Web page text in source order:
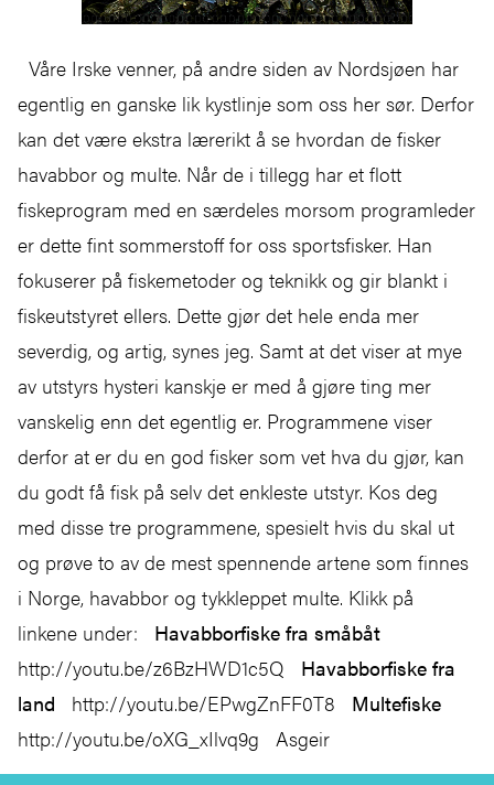
Våre Irske venner, på andre siden av Nordsjøen har
egentlig en ganske lik kystlinje som oss her sør. Derfor
kan det være ekstra lærerikt å se hvordan de fisker
havabbor og multe. Når de i tillegg har et flott
fiskeprogram med en særdeles morsom programleder
er dette fint sommerstoff for oss sportsfisker. Han
fokuserer på fiskemetoder og teknikk og gir blankt i
fiskeutstyret ellers. Dette gjør det hele enda mer
severdig, og artig, synes jeg. Samt at det viser at mye
av utstyrs hysteri kanskje er med å gjøre ting mer
vanskelig enn det egentlig er. Programmene viser
derfor at er du en god fisker som vet hva du gjør, kan
du godt få fisk på selv det enkleste utstyr. Kos deg
med disse tre programmene, spesielt hvis du skal ut
og prøve to av de mest spennende artene som finnes
i Norge, havabbor og tykkleppet multe. Klikk på
linkene under: Havabborfiske fra småbåt
http://youtu.be/z6BzHWD1c5Q Havabborfiske fra
land http://youtu.be/EPwgZnFF0T8 Multefiske
http://youtu.be/oXG_xIlvq9g Asgeir